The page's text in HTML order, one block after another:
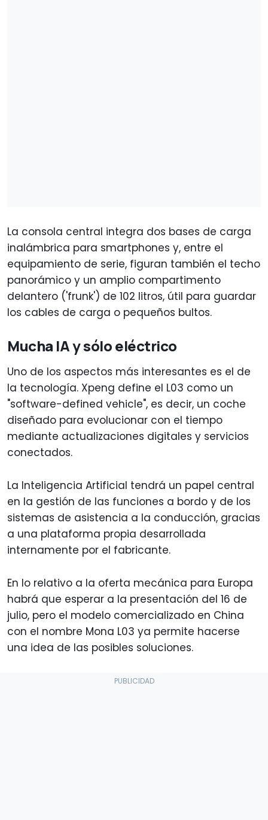
La consola central integra dos bases de carga
inalámbrica para smartphones y, entre el
equipamiento de serie, figuran también el techo
panorámico y un amplio compartimento
delantero ('frunk') de 102 litros, útil para guardar
los cables de carga o pequeños bultos.
Mucha IA y sólo eléctrico
Uno de los aspectos más interesantes es el de
la tecnología. Xpeng define el L03 como un
"software-defined vehicle", es decir, un coche
diseñado para evolucionar con el tiempo
mediante actualizaciones digitales y servicios
conectados.
La Inteligencia Artificial tendrá un papel central
en la gestión de las funciones a bordo y de los
sistemas de asistencia a la conducción, gracias
a una plataforma propia desarrollada
internamente por el fabricante.
En lo relativo a la oferta mecánica para Europa
habrá que esperar a la presentación del 16 de
julio, pero el modelo comercializado en China
con el nombre Mona L03 ya permite hacerse
una idea de las posibles soluciones.